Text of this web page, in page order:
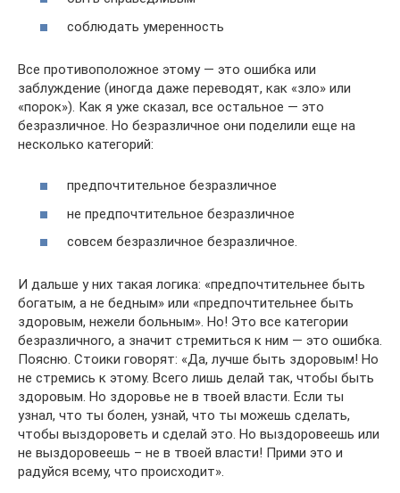
соблюдать умеренность
Все противоположное этому — это ошибка или
заблуждение (иногда даже переводят, как «зло» или
«порок»). Как я уже сказал, все остальное — это
безразличное. Но безразличное они поделили еще на
несколько категорий:
предпочтительное безразличное
не предпочтительное безразличное
совсем безразличное безразличное.
И дальше у них такая логика: «предпочтительнее быть
богатым, а не бедным» или «предпочтительнее быть
здоровым, нежели больным». Но! Это все категории
безразличного, а значит стремиться к ним — это ошибка.
Поясню. Стоики говорят: «Да, лучше быть здоровым! Но
не стремись к этому. Всего лишь делай так, чтобы быть
здоровым. Но здоровье не в твоей власти. Если ты
узнал, что ты болен, узнай, что ты можешь сделать,
чтобы выздороветь и сделай это. Но выздоровеешь или
не выздоровеешь – не в твоей власти! Прими это и
радуйся всему, что происходит».